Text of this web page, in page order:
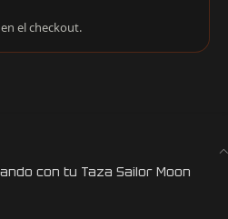
el checkout.
con tu Taza Sailor Moon